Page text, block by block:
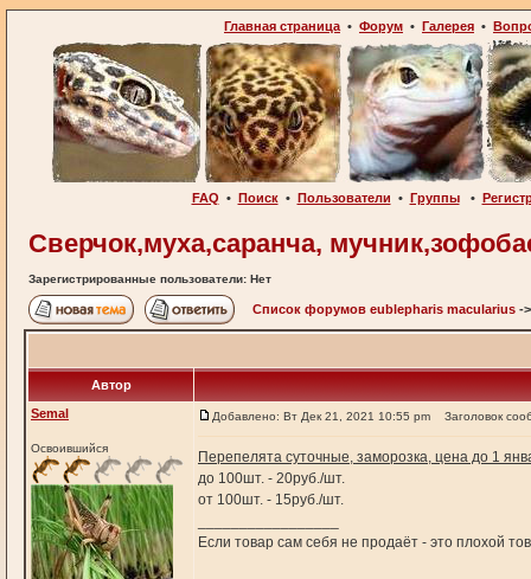
Главная страница • Форум • Галерея •
FAQ • Поиск• Пользователи • Группы•
Сверчок,муха,саранча,
Зарегистрированные пользователи: Нет
Список форумов eublepharis macularius -
Автор
Semal
Освоившийся
Добавлено: Вт Дек 21, 2021 10:55 pm Заголовок
Перепелята суточные, заморозка, цена до 1
до 100шт. - 20руб./шт.
от 100шт. - 15руб./шт.
Если товар сам себя не продаёт - это плохой